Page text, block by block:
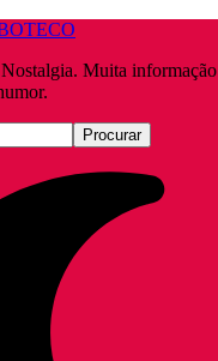
Muita